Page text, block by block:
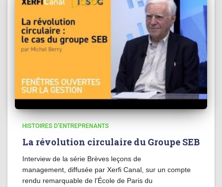
HISTOIRES D'ENTREPRENANTS
La révolution circulaire du Groupe SEB
Interview de la série Brèves leçons de
management, diffusée par Xerfi Canal, sur un compte
rendu remarquable de l’École de Paris du